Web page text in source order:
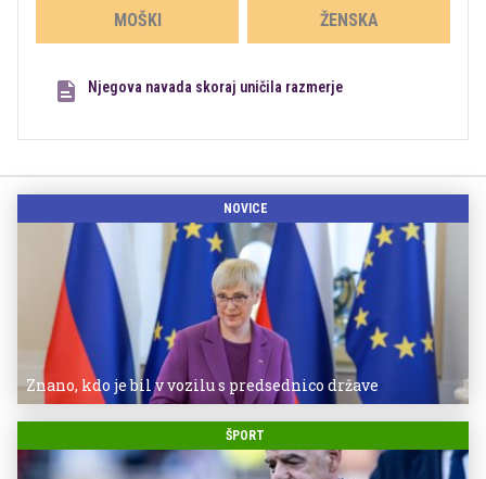
MOŠKI ŽENSKA
Njegova navada skoraj uničila razmerje
NOVICE
Znano, kdo je bil v vozilu s predsednico države
ŠPORT